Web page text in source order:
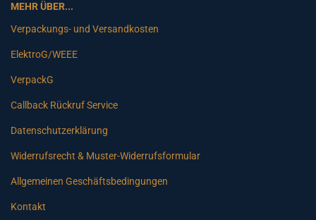
MEHR ÜBER...
Verpackungs- und Versandkosten
ElektroG/WEEE
VerpackG
Callback Rückruf Service
Datenschutzerklärung
Widerrufsrecht & Muster-Widerrufsformular
Allgemeinen Geschäftsbedingungen
Kontakt